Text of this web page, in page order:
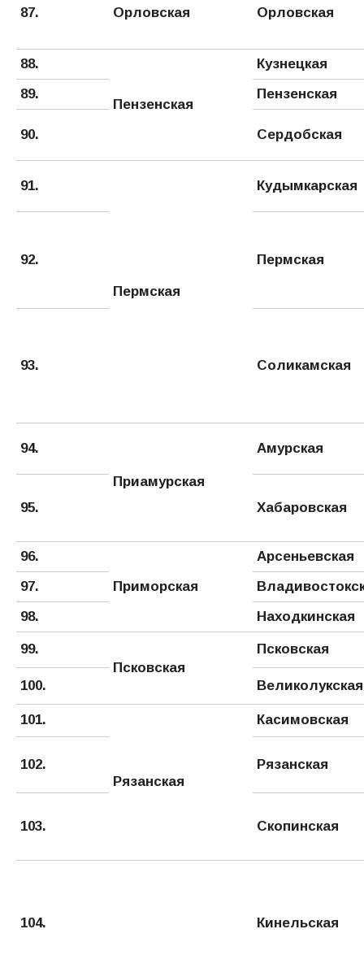
87. Орловская Орловская
88.
Пензенская
Кузнецкая
89.
Пензенская
90. Сердобская
91.
Пермская
Кудымкарская
92. Пермская
93. Соликамская
94.
Приамурская
Амурская
95. Хабаровская
96.
Приморская
Арсеньевская
97.
98.
Находкинская
99.
Псковская
Псковская
100. Великолукская
101.
Рязанская
Касимовская
102. Рязанская
103. Скопинская
104. Кинельская